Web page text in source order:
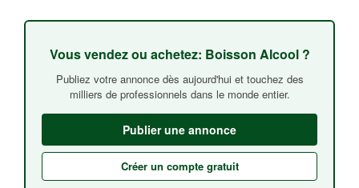
Vous vendez ou achetez: Boisson Alcool ?
Publiez votre annonce dès aujourd'hui et touchez des
milliers de professionnels dans le monde entier.
Publier une annonce
Créer un compte gratuit